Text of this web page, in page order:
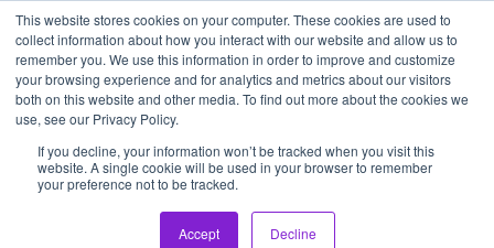
This website stores cookies on your computer. These cookies are used to
collect information about how you interact with our website and allow us to
remember you. We use this information in order to improve and customize
your browsing experience and for analytics and metrics about our visitors
both on this website and other media. To find out more about the cookies we
use, see our Privacy Policy.
If you decline, your information won’t be tracked when you visit this
website. A single cookie will be used in your browser to remember
your preference not to be tracked.
Accept Decline
アセンティア・ホールディングス(AssentiaHoldings)
「目利きの銀次」バンコク1号店
が開店しました！